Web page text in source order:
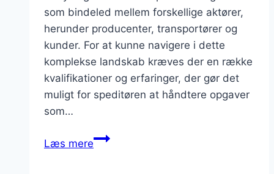
som bindeled mellem forskellige aktører,
herunder producenter, transportører og
kunder. For at kunne navigere i dette
komplekse landskab kræves der en række
kvalifikationer og erfaringer, der gør det
muligt for speditøren at håndtere opgaver
som…
Læs mereSpeditør